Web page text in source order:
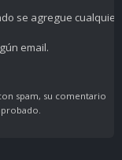
se agregue cualquier
email.
spam, su comentario